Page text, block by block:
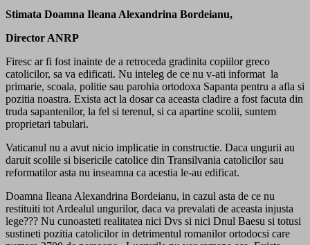
Stimata Doamna Ileana Alexandrina Bordeianu,
Director ANRP
Firesc ar fi fost inainte de a retroceda gradinita copiilor greco
catolicilor, sa va edificati. Nu inteleg de ce nu v-ati informat la
primarie, scoala, politie sau parohia ortodoxa Sapanta pentru a afla si
pozitia noastra. Exista act la dosar ca aceasta cladire a fost facuta din
truda sapantenilor, la fel si terenul, si ca apartine scolii, suntem
proprietari tabulari.
Vaticanul nu a avut nicio implicatie in constructie. Daca ungurii au
daruit scolile si bisericile catolice din Transilvania catolicilor sau
reformatilor asta nu inseamna ca acestia le-au edificat.
Doamna Ileana Alexandrina Bordeianu, in cazul asta de ce nu
restituiti tot Ardealul ungurilor, daca va prevalati de aceasta injusta
lege??? Nu cunoasteti realitatea nici Dvs si nici Dnul Baesu si totusi
sustineti pozitia catolicilor in detrimentul romanilor ortodocsi care